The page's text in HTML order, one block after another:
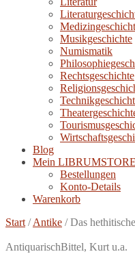
Musikgeschichte
Numismatik
Rechtsgeschichte
Blog
Mein LIBRUMSTORE
Bestellungen
Konto-Details
Warenkorb
Start /Antike /Das
AntiquarischBittel, Kurt u.a.